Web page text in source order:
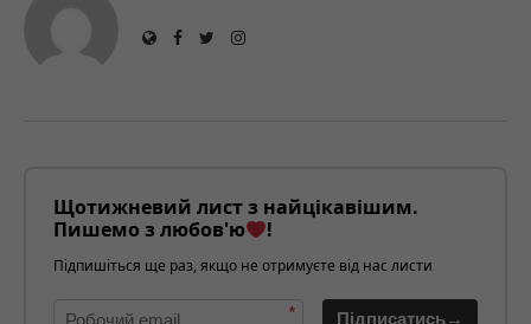
Щотижневий лист з найцікавішим.
Пишемо з любов'ю
!
Підпишіться ще раз, якщо не отримуєте від нас листи
* Підписатись→